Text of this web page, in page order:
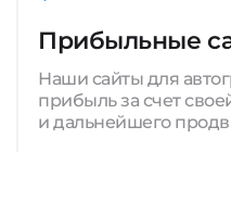
Прибыльные
Наши сайты для
прибыль за счет
и дальнейшего